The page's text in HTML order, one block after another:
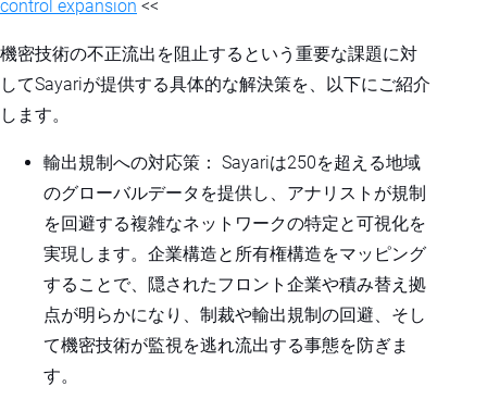
control expansion <<
機密技術の不正流出を阻止するという重要な課題に対
してSayariが提供する具体的な解決策を、以下にご紹介
します。
輸出規制への対応策 ： Sayariは250を超える地域
のグローバルデータを提供し、アナリストが規制
を回避する複雑なネットワークの特定と可視化を
実現します。企業構造と所有権構造をマッピング
することで、隠されたフロント企業や積み替え拠
点が明らかになり、 制裁や輸出規制の回避、そし
て機密技術が監視を逃れ流出する事態を防ぎま
す。